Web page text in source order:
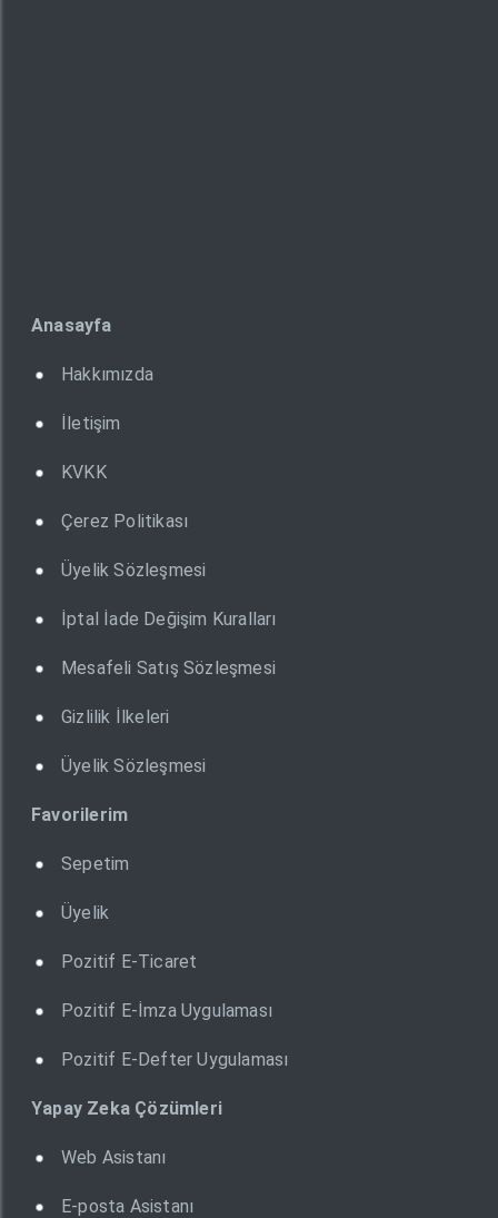
Anasayfa
Hakkımızda
İletişim
KVKK
Çerez Politikası
Üyelik Sözleşmesi
İptal İade Değişim Kuralları
Mesafeli Satış Sözleşmesi
Gizlilik İlkeleri
Üyelik Sözleşmesi
Favorilerim
Sepetim
Üyelik
Pozitif E-Ticaret
Pozitif E-İmza Uygulaması
Pozitif E-Defter Uygulaması
Yapay Zeka Çözümleri
Web Asistanı
E-posta Asistanı